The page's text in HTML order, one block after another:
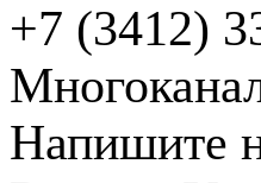
+7 (3412)
Напишите